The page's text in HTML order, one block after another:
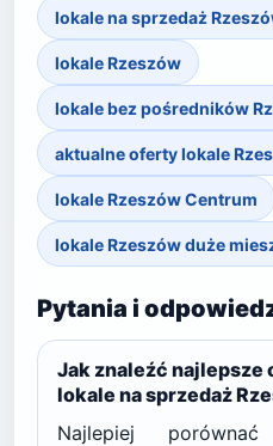
lokale na sprzedaż
lokale Rzeszów
lokale bez pośredników
aktualne oferty lokale
lokale Rzeszów Centrum
lokale Rzeszów duże
Pytania i
Jak znaleźć najlepsze
lokale na sprzedaż
Najlepiej